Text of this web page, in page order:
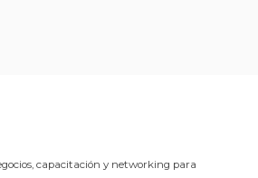
capacitación y networking para